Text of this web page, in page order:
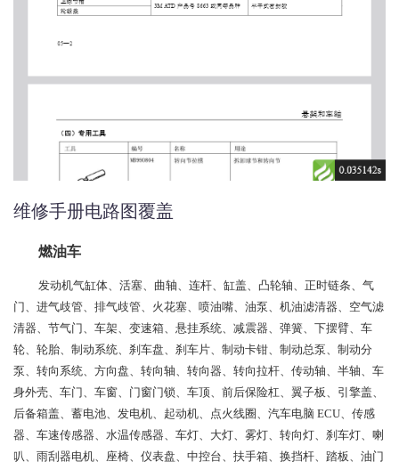
维修手册电路图覆盖
燃油车
发动机气缸体、活塞、曲轴、连杆、缸盖、凸轮轴、正时链条、气
门、进气歧管、排气歧管、火花塞、喷油嘴、油泵、机油滤清器、空气滤
清器、节气门、车架、变速箱、悬挂系统、减震器、弹簧、下摆臂、车
轮、轮胎、制动系统、刹车盘、刹车片、制动卡钳、制动总泵、制动分
泵、转向系统、方向盘、转向轴、转向器、转向拉杆、传动轴、半轴、车
身外壳、车门、车窗、门窗门锁、车顶、前后保险杠、翼子板、引擎盖、
后备箱盖、蓄电池、发电机、起动机、点火线圈、汽车电脑 ECU、传感
器、车速传感器、水温传感器、车灯、大灯、雾灯、转向灯、刹车灯、喇
叭、雨刮器电机、座椅、仪表盘、中控台、扶手箱、换挡杆、踏板、油门